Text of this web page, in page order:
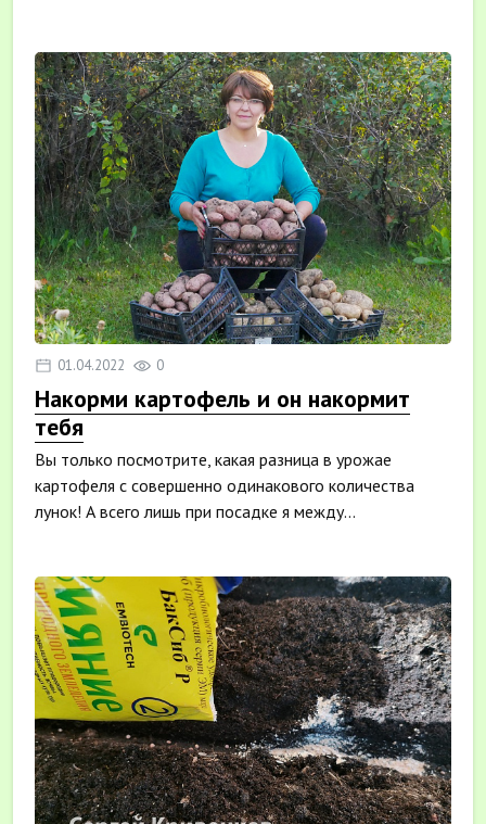
01.04.2022 0
Накорми картофель и он накормит
тебя
Вы только посмотрите, какая разница в урожае
картофеля с совершенно одинакового количества
лунок! А всего лишь при посадке я между...